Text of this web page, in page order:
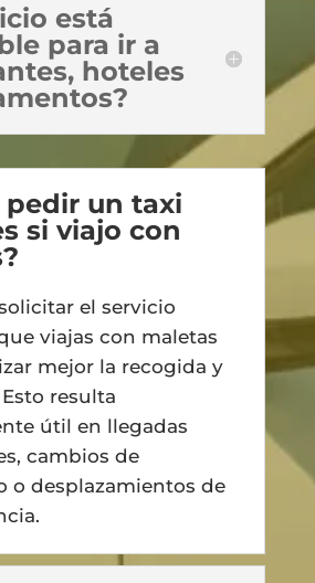
está
para ir a
hoteles
pedir un taxi
si viajo con
el servicio
viajas con maletas
mejor la recogida y
resulta
útil en llegadas
cambios de
o desplazamientos de